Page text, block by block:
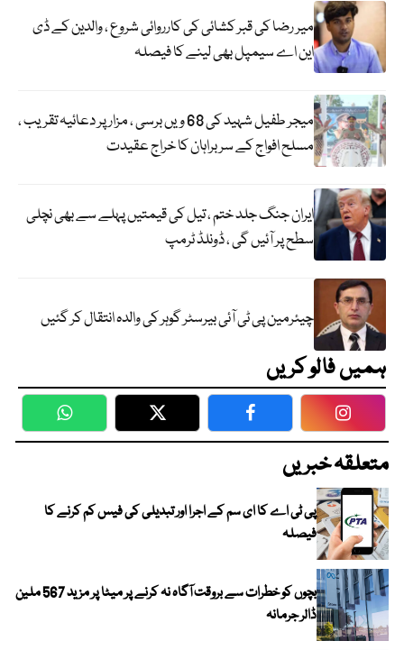
میر رضا کی قبر کشائی کی کارروائی شروع ، والدین کے ڈی
این اے سیمپل بھی لینے کا فیصلہ
میجر طفیل شہید کی 68 ویں برسی ، مزار پر دعائیہ تقریب ،
مسلح افواج کے سربراہان کا خراج عقیدت
ایران جنگ جلد ختم ، تیل کی قیمتیں پہلے سے بھی نچلی
سطح پر آئیں گی ، ڈونلڈ ٹرمپ
چیئرمین پی ٹی آئی بیرسٹر گوہر کی والدہ انتقال کر گئیں
ہمیں فالو کریں
WhatsApp Twitter Facebook
متعلقہ خبریں
پی ٹی اے کا ای سم کے اجرا اور تبدیلی کی فیس کم کرنے کا
فیصلہ
بچوں کو خطرات سے بروقت آگاہ نہ کرنے پر میٹا پر مزید 567 ملین
ڈالر جرمانہ